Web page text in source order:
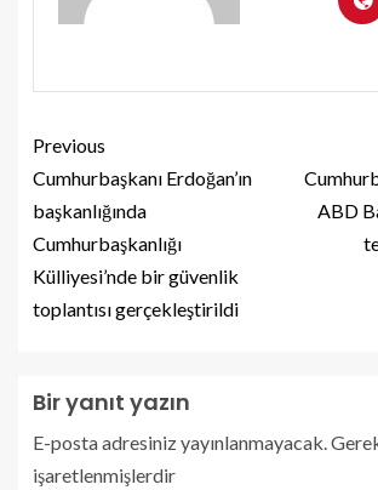
Previous
Cumhurbaşkanı Erdoğan’ın
başkanlığında
Cumhurbaşkanlığı
Külliyesi’nde bir güvenlik
toplantısı gerçekleştirildi
ABD
Bir yanıt yazın
E-posta adresiniz yayınlanmayacak.
işaretlenmişlerdir